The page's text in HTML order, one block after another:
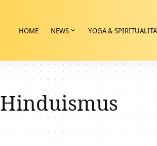
HOME NEWS YOGA &
Hinduismus